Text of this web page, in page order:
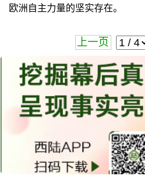
欧洲自主力量的坚实存在。
上一页